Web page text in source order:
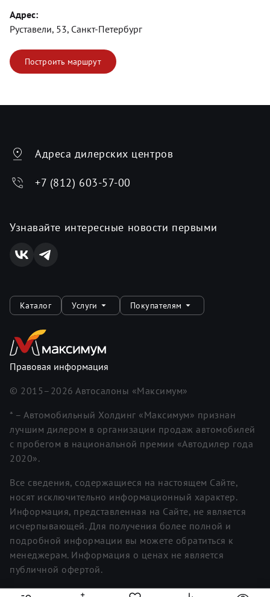
Адрес:
Руставели, 53, Санкт-Петербург
Построить маршрут
Адреса дилерских центров
+7 (812) 603-57-00
Узнавайте интересные новости первыми
Каталог Услуги Покупателям
Правовая информация
© 2015– 2026 Автосалоны «Максимум»
* – Автомобильный Холдинг «Максимум» признан
лучшим дилером в организации продаж автомобилей
с пробегом в национальной премии «Автодилер года
2020».
Все сведения, содержащиеся на настоящем Сайте,
носят исключительно информационный характер.
Информация, представленная на Сайте, не является
исчерпывающей. Для получения более полной и
подробной информации вы можете обратиться к
менеджерам. Информация о ценах не является
публичной офертой.